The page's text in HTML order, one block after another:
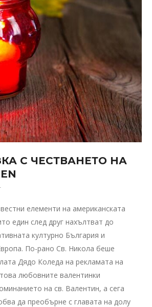
С ЧЕСТВАНЕТО НА
елементи на американската
един след друг нахълтват до
културно България и
По-рано Св. Никола беше
Дядо Коледа на рекламата на
любовните валентинки
на св. Валентин, а сега
да преобърне с главата на долу